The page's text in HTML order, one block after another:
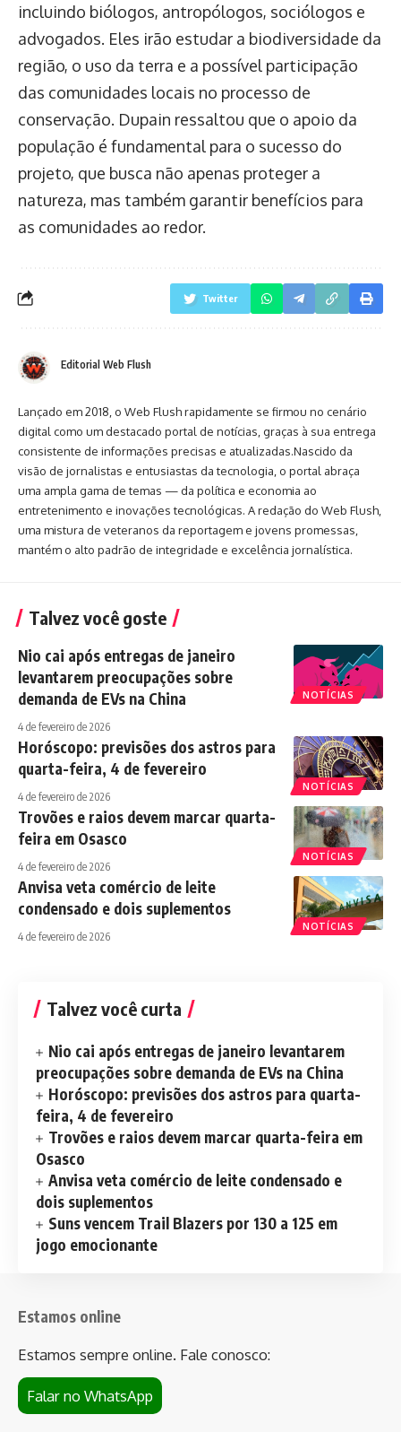
incluindo biólogos, antropólogos, sociólogos e
advogados. Eles irão estudar a biodiversidade da
região, o uso da terra e a possível participação
das comunidades locais no processo de
conservação. Dupain ressaltou que o apoio da
população é fundamental para o sucesso do
projeto, que busca não apenas proteger a
natureza, mas também garantir benefícios para
as comunidades ao redor.
Twitter
Editorial Web Flush
Lançado em 2018, o Web Flush rapidamente se firmou no cenário
digital como um destacado portal de notícias, graças à sua entrega
consistente de informações precisas e atualizadas.Nascido da
visão de jornalistas e entusiastas da tecnologia, o portal abraça
uma ampla gama de temas — da política e economia ao
entretenimento e inovações tecnológicas. A redação do Web Flush,
uma mistura de veteranos da reportagem e jovens promessas,
mantém o alto padrão de integridade e excelência jornalística.
Talvez você goste
NOTÍCIAS
Nio cai após entregas de janeiro
levantarem preocupações sobre
demanda de EVs na China
4 de fevereiro de 2026
NOTÍCIAS
Horóscopo: previsões dos astros para
quarta-feira, 4 de fevereiro
4 de fevereiro de 2026
NOTÍCIAS
Trovões e raios devem marcar quarta-
feira em Osasco
4 de fevereiro de 2026
NOTÍCIAS
Anvisa veta comércio de leite
condensado e dois suplementos
4 de fevereiro de 2026
Talvez você curta
Nio cai após entregas de janeiro levantarem
preocupações sobre demanda de EVs na China
Horóscopo: previsões dos astros para quarta-
feira, 4 de fevereiro
Trovões e raios devem marcar quarta-feira em
Osasco
Anvisa veta comércio de leite condensado e
dois suplementos
Suns vencem Trail Blazers por 130 a 125 em
jogo emocionante
Estamos online
Estamos sempre online. Fale conosco:
Falar no WhatsApp